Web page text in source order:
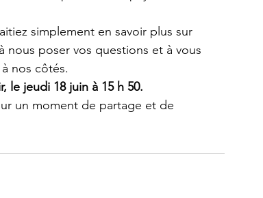
simplement en savoir plus sur
nous poser vos questions et à vous
nos côtés.
le jeudi 18 juin à 15 h 50.
un moment de partage et de